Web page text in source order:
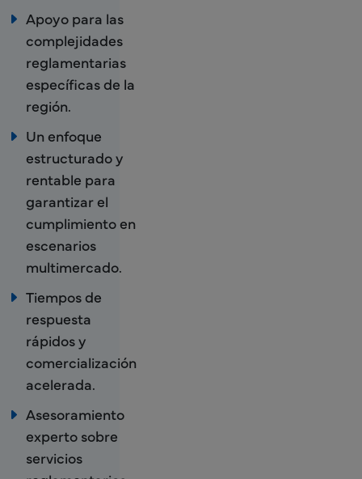
Apoyo para las
complejidades
reglamentarias
específicas de la
región.
Un enfoque
estructurado y
rentable para
garantizar el
cumplimiento en
escenarios
multimercado.
Tiempos de
respuesta
rápidos y
comercialización
acelerada.
Asesoramiento
experto sobre
servicios